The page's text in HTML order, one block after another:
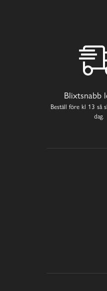
Blixtsnabb
Beställ före kl 13 så
dag.